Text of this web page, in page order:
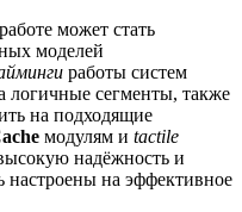
может стать
моделей
работы систем
логичные сегменты, также
на подходящие
модулям и tactile
надёжность и
на эффективное